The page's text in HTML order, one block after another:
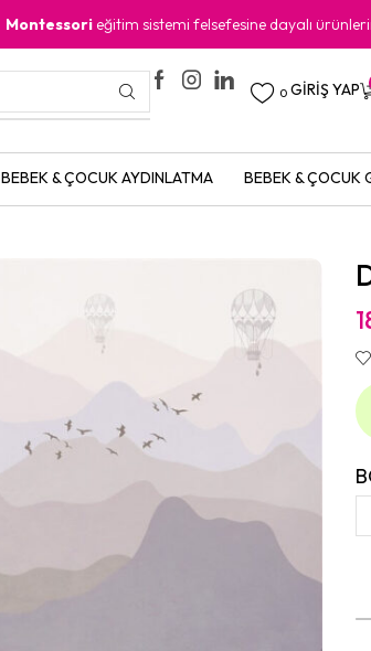
Montessori eğitim sistemi felsefesine dayalı
0 GIRIŞ YAP
BEBEK & ÇOCUK AYDINLATMA BEBEK & ÇOCUK